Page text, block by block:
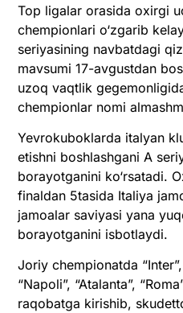
Top ligalar orasida oxirgi
chempionlari o‘zgarib
seriyasining navbatdagi
mavsumi 17-avgustdan
uzoq vaqtlik
chempionlar nomi
Yevrokuboklarda italyan
etishni boshlashgani A
borayotganini ko‘rsatadi.
finaldan 5tasida Italiya
jamoalar saviyasi yana
borayotganini isbotlaydi.
Joriy chempionatda “Inter”,
“Napoli”, “Atalanta”,
raqobatga kirishib,